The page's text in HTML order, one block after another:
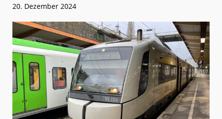
20. Dezember 2024